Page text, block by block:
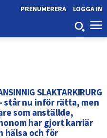
LOGGA IN
PRENUMERERA
SLAKTARKIRURG
– står nu inför rätta, men
som anställde,
har gjort karriär
hälsa och för